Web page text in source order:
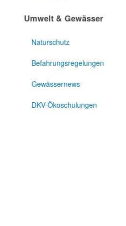
Umwelt & Gewässer
Naturschutz
Befahrungsregelungen
Gewässernews
DKV-Ökoschulungen